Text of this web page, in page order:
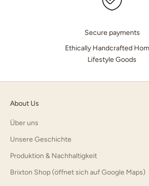
Secure payments
Ethically Handcrafted
Lifestyle Goods
About Us
Über uns
Unsere Geschichte
Produktion & Nachhaltigkeit
Brixton Shop (öffnet sich auf Google Maps)